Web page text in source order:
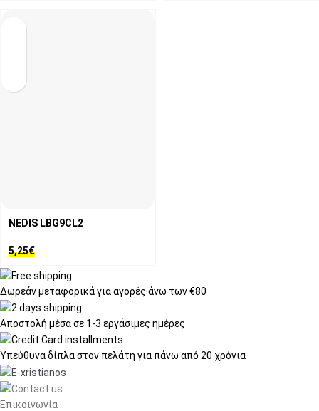
NEDIS LBG9CL2
5,25€
Δωρεάν μεταφορικάγια αγορές άνω των €80
Αποστολή μέσα σε 1-3 εργάσιμες ημέρες
Υπεύθυνα δίπλα στον πελάτη για πάνω από 20 χρόνια
Επικοινωνία